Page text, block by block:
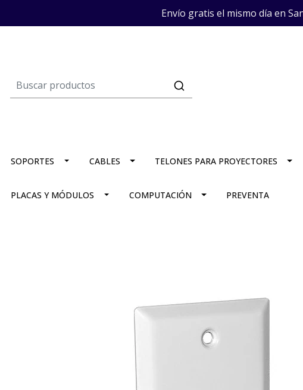
Envío gratis el mismo día en
SOPORTES CABLES TELONES PARA PROYECTORES
PLACAS Y MÓDULOS COMPUTACIÓN PREVENTA